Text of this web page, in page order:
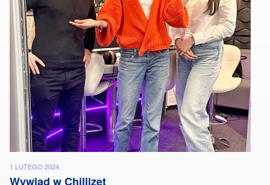
1 LUTEGO 2024
Wywiad w Chillizet